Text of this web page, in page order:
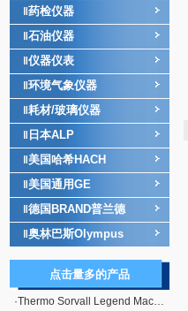
药检仪器
石油仪器
仪器仪表
环境气象仪器
耗材/玻璃仪器
日本ALP
美国哈希HACH
美国通用GE
德国BRAND普兰德
奥林巴斯Olympus
点击量多的产品
·Thermo Sorvall Legend Mach 1.6/R台式离心机